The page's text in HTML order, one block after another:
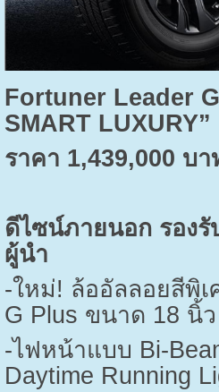
Fortuner Leader
SMART LUXURY”
ราคา 1,439,000 บา
ดีไซน์ภายนอก รอง
ผู้นำ
-ใหม่! ล้ออัลลอยสีพิเ
G Plus ขนาด 18 นิ้ว
-ไฟหน้าแบบ Bi-
Daytime Running